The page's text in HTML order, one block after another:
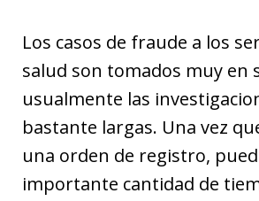
Los casos de fraude a los
salud son tomados muy en
usualmente las
bastante largas. Una vez
una orden de registro,
importante cantidad de